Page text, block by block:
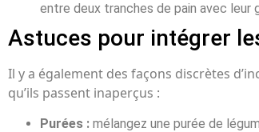
entre deux tranches de pain avec leur
Astuces pour intégrer
Il y a également des façons discrètes
qu’ils passent inaperçus :
Purées : mélangez une purée de